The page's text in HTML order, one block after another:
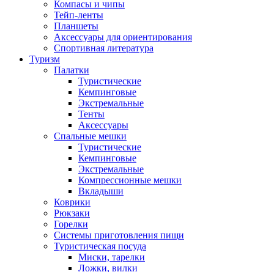
Компасы и чипы
Тейп-ленты
Планшеты
Аксессуары для ориентирования
Спортивная литература
Туризм
Палатки
Туристические
Кемпинговые
Экстремальные
Тенты
Аксессуары
Спальные мешки
Туристические
Кемпинговые
Экстремальные
Компрессионные мешки
Вкладыши
Коврики
Рюкзаки
Горелки
Системы приготовления пищи
Туристическая посуда
Миски, тарелки
Ложки, вилки